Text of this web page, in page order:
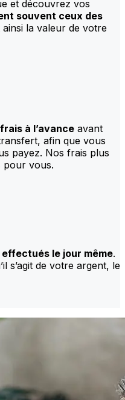
et découvrez vos
souvent ceux des
ainsi la valeur de votre
à l’avance avant
afin que vous
payez. Nos frais plus
pour vous.
effectués le jour même.
s’agit de votre argent, le